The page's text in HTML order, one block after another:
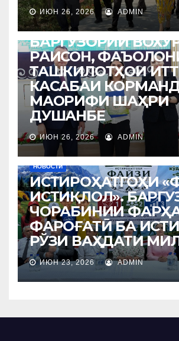
ИЮН 26, 2026 ADMIN
НОВОСТИ
БАРГУЗОРИИ
РАИСОН,
ТАШКИЛОТҲОИ
КАСАБАИ
МАОРИФИ ШАҲРИ
ДУШАНБЕ
ИЮН 26, 2026 ADMIN
НОВОСТИ
ИСТИРОҲАТГОҲИ
ИСТИҚЛОЛ».
ЧОРАБИНИИ
ФАРОҒАТӢ БА
РЎЗИ ВАҲДАТИ
ИЮН 23, 2026 ADMIN